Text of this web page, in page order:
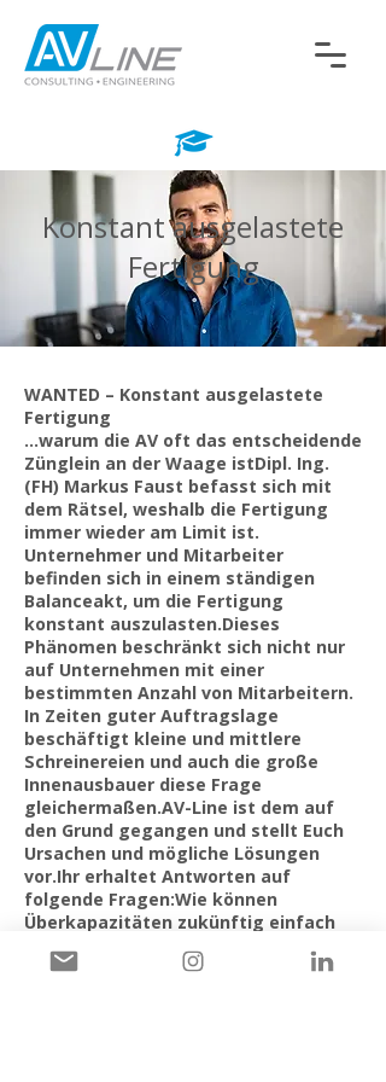
Konstant ausgelastete
Fertigung
WANTED – Konstant ausgelastete
Fertigung
…warum die AV oft das entscheidende
Zünglein an der Waage istDipl. Ing.
(FH) Markus Faust befasst sich mit
dem Rätsel, weshalb die Fertigung
immer wieder am Limit ist.
Unternehmer und Mitarbeiter
befinden sich in einem ständigen
Balanceakt, um die Fertigung
konstant auszulasten.Dieses
Phänomen beschränkt sich nicht nur
auf Unternehmen mit einer
bestimmten Anzahl von Mitarbeitern.
In Zeiten guter Auftragslage
beschäftigt kleine und mittlere
Schreinereien und auch die große
Innenausbauer diese Frage
gleichermaßen.AV-Line ist dem auf
den Grund gegangen und stellt Euch
Ursachen und mögliche Lösungen
vor.Ihr erhaltet Antworten auf
folgende Fragen:Wie können
Überkapazitäten zukünftig einfach
abgefedert werden?
Wann macht das Outsourcen von